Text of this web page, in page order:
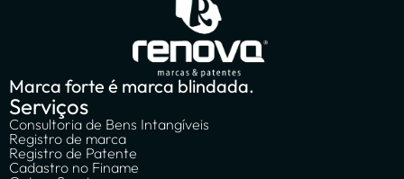
Marca forte é marca blindada.
Serviços
Consultoria de Bens Intangíveis
Registro de marca
Registro de Patente
Cadastro no Finame